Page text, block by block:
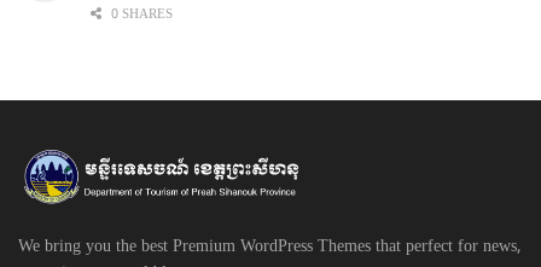
0 SHARES
We bring you the best Premium WordPress Themes that perfect for news,